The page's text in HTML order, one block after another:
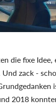
die fixe
zack -
2018